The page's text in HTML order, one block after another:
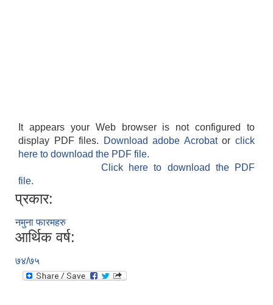
It appears your Web browser is not configured to
display PDF files.
Download adobe Acrobatorclick
here to download the PDF file.
Click here to download the PDF
file.
प्रकार:
नमुना फारमहरु
आर्थिक वर्ष:
७४/७५